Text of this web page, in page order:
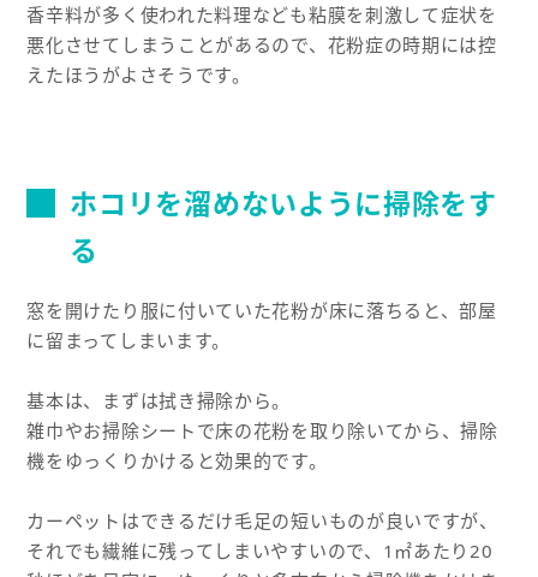
香辛料が多く使われた料理なども粘膜を刺激して症状を
悪化させてしまうことがあるので、花粉症の時期には控
えたほうがよさそうです。
ホコリを溜めないように掃除をす
る
窓を開けたり服に付いていた花粉が床に落ちると、部屋
に留まってしまいます。
基本は、まずは拭き掃除から。
雑巾やお掃除シートで床の花粉を取り除いてから、掃除
機をゆっくりかけると効果的です。
カーペットはできるだけ毛足の短いものが良いですが、
それでも繊維に残ってしまいやすいので、1㎡あたり20